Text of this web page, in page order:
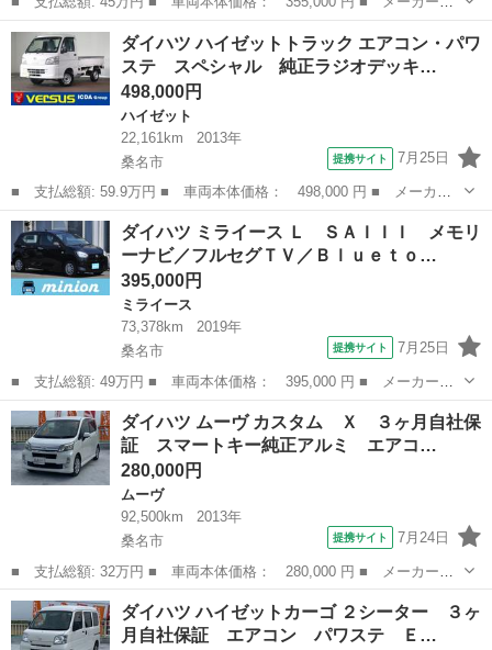
名： ダイハツ ■ 車種名： ミラジーノ ■ グレード名： プレミ
アムＸ 禁煙車／メモリーナビ／ＴＶ／Ｂｌｕｅｔｏｏｔｈ／ＵＳＢ
端子／ＣＤ／ＤＶ...
三重 桑名市 ミラジーノ
ダイハツ ハイゼットトラック エアコン・パワ
ステ スペシャル 純正ラジオデッキ…
498,000円
ハイゼット
22,161km
2013年
桑名市
提携サイト 7月25日
■ 支払総額: 59.9万円 ■ 車両本体価格： 498,000 円 ■ メーカー
名： ダイハツ ■ 車種名： ハイゼットトラック ■ グレード
名： エアコン・パワステ スペシャル 純正ラジオデッキ ワンオ
ーナー ５ＭＴ ...
三重 桑名市 ハイゼット
ダイハツ ミライース Ｌ ＳＡＩＩＩ メモリ
ーナビ／フルセグＴＶ／Ｂｌｕｅｔｏ…
395,000円
ミライース
73,378km
2019年
桑名市
提携サイト 7月25日
■ 支払総額: 49万円 ■ 車両本体価格： 395,000 円 ■ メーカー
名： ダイハツ ■ 車種名： ミライース ■ グレード名： Ｌ Ｓ
ＡＩＩＩ メモリーナビ／フルセグＴＶ／Ｂｌｕｅｔｏｏｔｈ／ＣＤ
／ＤＶＤ／衝突軽...
三重 桑名市 ミライース
ダイハツ ムーヴ カスタム Ｘ ３ヶ月自社保
証 スマートキー純正アルミ エアコ…
280,000円
ムーヴ
92,500km
2013年
桑名市
提携サイト 7月24日
■ 支払総額: 32万円 ■ 車両本体価格： 280,000 円 ■ メーカー
名： ダイハツ ■ 車種名： ムーヴ ■ グレード名： カスタム
Ｘ ３ヶ月自社保証 スマートキー純正アルミ エアコン パワス
テ 電動格納ミラー...
三重 桑名市 ムーヴ
ダイハツ ハイゼットカーゴ ２シーター ３ヶ
月自社保証 エアコン パワステ Ｅ…